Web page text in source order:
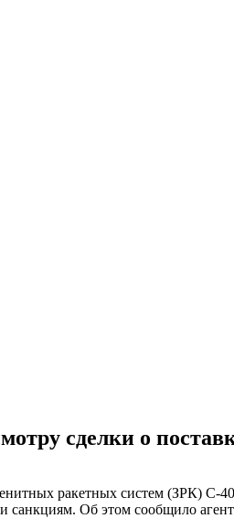
сделки о
ракетных систем (ЗРК) С-
санкциям. Об этом сообщило